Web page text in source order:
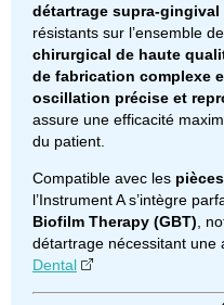
détartrage supra-gingival
résistants sur l’ensemble
chirurgical de haute
de fabrication complexe
oscillation précise et
assure une efficacité
du patient.
Compatible avec les
l’Instrument A s’intègre
Biofilm Therapy (GBT),
détartrage nécessitant une
Dental